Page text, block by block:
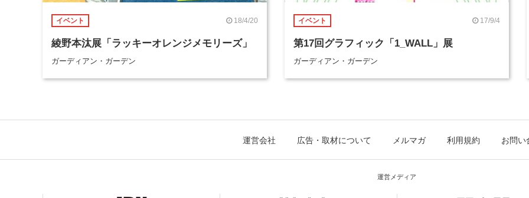
イベント 18/4/20
綾野本汰展「ラッキーオレンジメモリーズ」
ガーディアン・ガーデン
イベント 17/9/4
第17回グラフィック「1_WALL」展
ガーディアン・ガーデン
運営会社 広告・取材について メルマガ 利用規約 お問い
運営メディア